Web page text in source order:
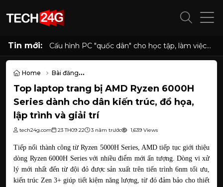
Tin mới:
Cấu hình PC "quốc dân" cho học tập, làm việc
và giải trí với Ryzen 5 5500 và RX 6500 XT
Home
Bài đăng
Top laptop trang bị AMD Ryzen 6000H Series dành cho dân kiến
Top laptop trang bị AMD Ryzen 6000H
Series dành cho dân kiến trúc, đồ họa,
lập trình và giải trí
tech24g.com 23 TH09 22 3 năm trước 1,639 Views
Tiếp nối thành công từ Ryzen 5000H Series, AMD tiếp tục giới thiệu
dòng Ryzen 6000H Series với nhiều điểm mới ấn tượng. Dòng vi xử
lý mới nhất đến từ đội đỏ được sản xuất trên tiến trình 6nm tối ưu,
kiến trúc Zen 3+ giúp tiết kiệm năng lượng, từ đó đảm bảo cho thiết